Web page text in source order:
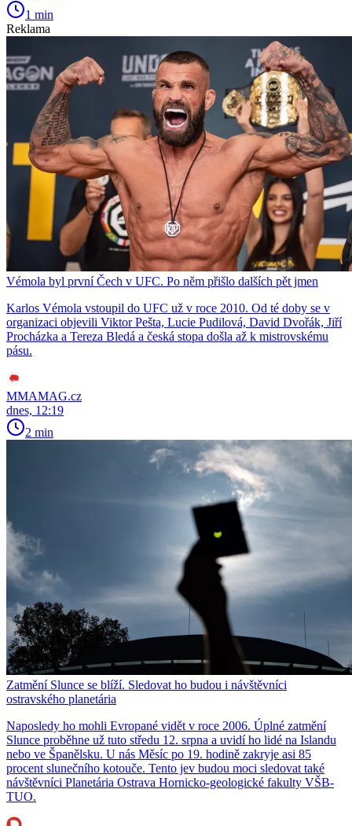
1 min
Reklama
Vémola byl první Čech v UFC. Po něm přišlo dalších pět jmen
Karlos Vémola vstoupil do UFC už v roce 2010. Od té doby se v
organizaci objevili Viktor Pešta, Lucie Pudilová, David Dvořák, Jiří
Procházka a Tereza Bledá a česká stopa došla až k mistrovskému
pásu.
MMAMAG.cz
dnes, 12:19
2 min
Zatmění Slunce se blíží. Sledovat ho budou i návštěvníci
ostravského planetária
Naposledy ho mohli Evropané vidět v roce 2006. Úplné zatmění
Slunce proběhne už tuto středu 12. srpna a uvidí ho lidé na Islandu
nebo ve Španělsku. U nás Měsíc po 19. hodině zakryje asi 85
procent slunečního kotouče. Tento jev budou moci sledovat také
návštěvníci Planetária Ostrava Hornicko-geologické fakulty VŠB-
TUO.